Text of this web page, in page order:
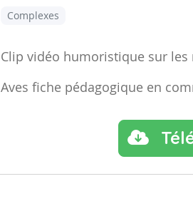
Complexes
Clip vidéo humoristique sur
Aves fiche pédagogique en